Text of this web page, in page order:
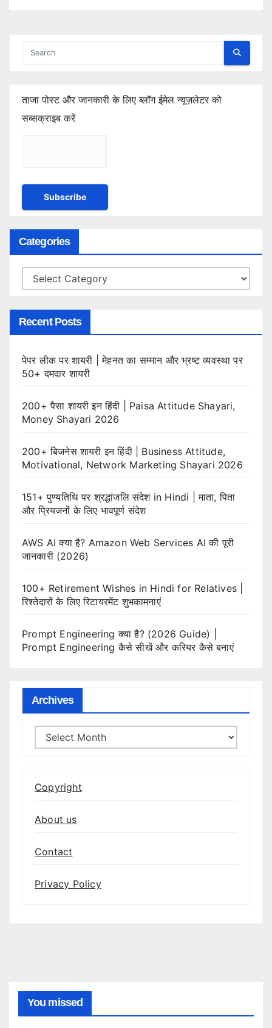
ताजा पोस्ट और जानकारी के लिए ब्लॉग ईमेल न्यूज़लेटर को
सब्सक्राइब करें
Categories
Categories
Recent Posts
पेपर लीक पर शायरी | मेहनत का सम्मान और भ्रष्ट व्यवस्था पर
50+ दमदार शायरी
200+ पैसा शायरी इन हिंदी | Paisa Attitude Shayari,
Money Shayari 2026
200+ बिजनेस शायरी इन हिंदी | Business Attitude,
Motivational, Network Marketing Shayari 2026
151+ पुण्यतिथि पर श्रद्धांजलि संदेश in Hindi | माता, पिता
और प्रियजनों के लिए भावपूर्ण संदेश
AWS AI क्या है? Amazon Web Services AI की पूरी
जानकारी (2026)
100+ Retirement Wishes in Hindi for Relatives |
रिश्तेदारों के लिए रिटायरमेंट शुभकामनाएं
Prompt Engineering क्या है? (2026 Guide) |
Prompt Engineering कैसे सीखें और करियर कैसे बनाएं
Archives
Archives
Copyright
About us
Contact
Privacy Policy
You missed